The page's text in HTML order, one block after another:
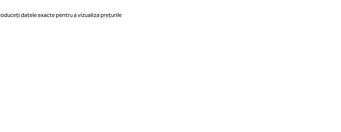
datele exacte pentru a vizualiza prețurile